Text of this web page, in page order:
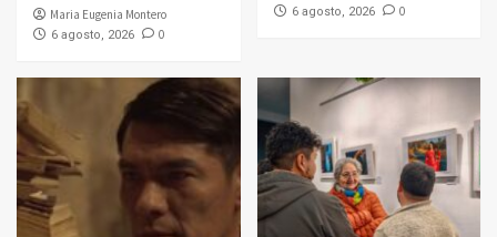
Maria Eugenia Montero
6 agosto, 2026 0
6 agosto, 2026 0